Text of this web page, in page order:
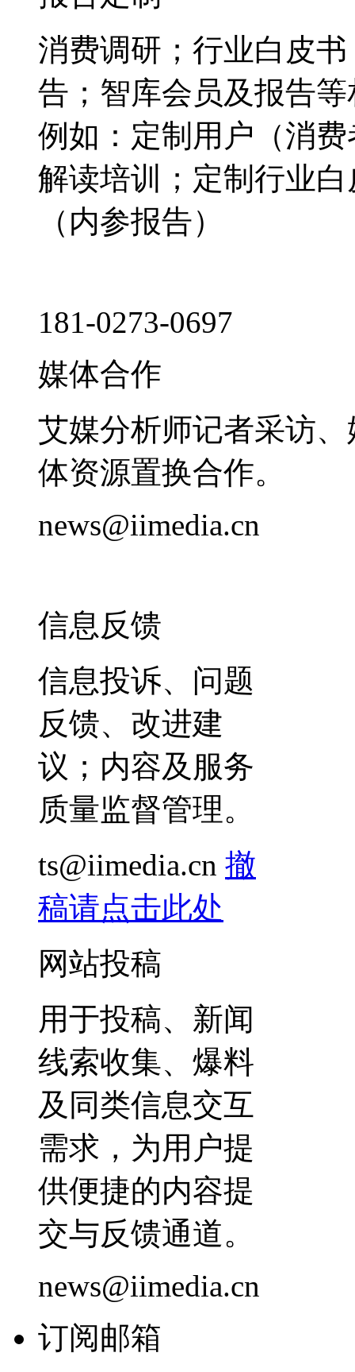
消费调研；行业白皮
告；智库会员及报告
例如：定制用户（消
解读培训；定制行业
（内参报告）
181-0273-0697
媒体合作
艾媒分析师记者采访
体资源置换合作。
news@iimedia.cn
信息反馈
信息投诉、问题
反馈、改进建
议；内容及服务
质量监督管理。
ts@iimedia.cn 撤
稿请点击此处
网站投稿
用于投稿、新闻
线索收集、爆料
及同类信息交互
需求，为用户提
供便捷的内容提
交与反馈通道。
news@iimedia.cn
订阅邮箱